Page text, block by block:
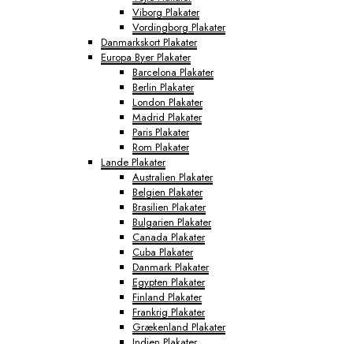
Viborg Plakater
Vordingborg Plakater
Danmarkskort Plakater
Europa Byer Plakater
Barcelona Plakater
Berlin Plakater
London Plakater
Madrid Plakater
Paris Plakater
Rom Plakater
Lande Plakater
Australien Plakater
Belgien Plakater
Brasilien Plakater
Bulgarien Plakater
Canada Plakater
Cuba Plakater
Danmark Plakater
Egypten Plakater
Finland Plakater
Frankrig Plakater
Grækenland Plakater